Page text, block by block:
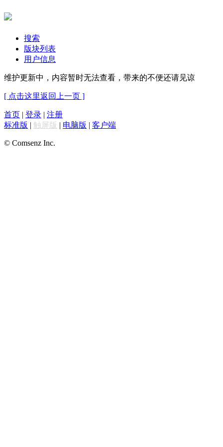
搜索
版块列表
用户信息
维护更新中，内容暂时无法查看，带来的不便还请见谅
[ 点击这里返回上一页 ]
首页 | 登录 | 注册
标准版 | 触屏版 | 电脑版 | 客户端
© Comsenz Inc.